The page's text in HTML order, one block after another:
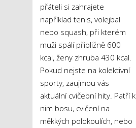
přáteli si zahrajete
například tenis, volejbal
nebo squash, při kterém
muži spálí přibližně 600
kcal, ženy zhruba 430 kcal.
Pokud nejste na kolektivní
sporty, zaujmou vás
aktuální cvičební hity. Patří k
nim bosu, cvičení na
měkkých polokoulích, nebo